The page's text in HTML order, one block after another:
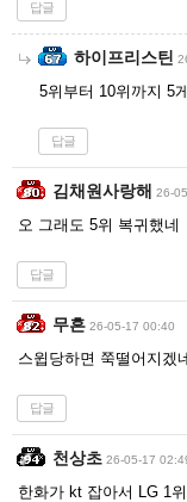
답글
하이프리스틴
5위부터 10위까지 5
답글
김채원사랑해 26-
오 그래도 5위 복귀했네
답글
무흔 26-05-17 00:40
스윕당하면 쭉떨어지겠
답글
천상초 26-05-17
한화가 kt 잡아서 LG 1